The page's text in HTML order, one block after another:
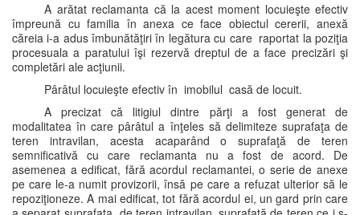
A arătat reclamanta că la acest moment locuieşte efectiv
împreună cu familia în anexa ce face obiectul cererii, anexă
căreia i-a adus îmbunătăţiri în legătura cu care raportat la poziţia
procesuala a paratului îşi rezervă dreptul de a face precizări şi
completări ale acţiunii.
Pârâtul locuieşte efectiv în imobilul casă de locuit.
A precizat că litigiul dintre părţi a fost generat de
modalitatea în care pârâtul a înţeles să delimiteze suprafaţa de
teren intravilan, acesta acaparând o suprafaţă de teren
semnificativă cu care reclamanta nu a fost de acord. De
asemenea a edificat, fără acordul reclamantei, o serie de anexe
pe care le-a numit provizorii, însă pe care a refuzat ulterior să le
repoziţioneze. A mai edificat, tot fără acordul ei, un gard prin care